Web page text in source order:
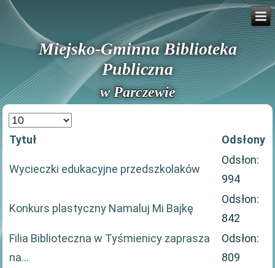
Miejsko-Gminna Biblioteka
Publiczna
w Parczewie
Pokaż
#
Tytuł Odsłony
Wycieczki edukacyjne przedszkolaków
Odsłon:
994
Konkurs plastyczny Namaluj Mi Bajkę
Odsłon:
842
Filia Biblioteczna w Tyśmienicy zaprasza
na…
Odsłon:
809